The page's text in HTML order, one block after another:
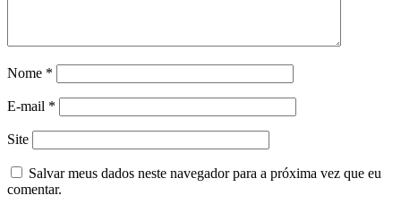
Nome *
E-mail *
Site
Salvar meus dados neste navegador para a próxima vez que eu
comentar.